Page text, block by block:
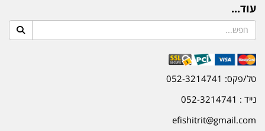
עוד...
טל/פקס: 052-3214741
נייד : 052-3214741
efishitrit@gmail.com